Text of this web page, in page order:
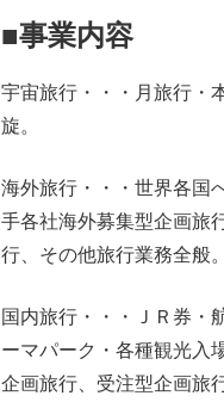
■事業内容
宇宙旅行・・・月旅行・
旋。
海外旅行・・・世界各国
手各社海外募集型企画旅
行、その他旅行業務全般。
国内旅行・・・ＪＲ券・
ーマパーク・各種観光入
企画旅行、受注型企画旅